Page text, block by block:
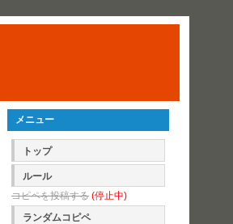
メニュー
トップ
ルール
コピペを投稿する (停止中)
ランダムコピペ